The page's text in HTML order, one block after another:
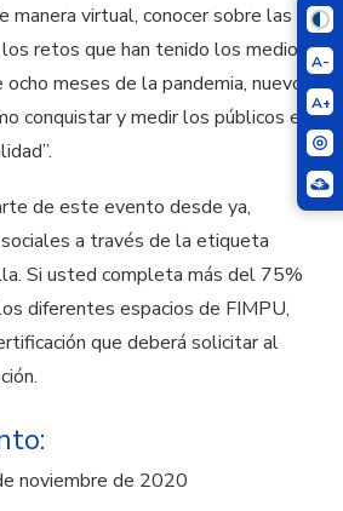
A-
A+
manera virtual, conocer sobre las
los retos que han tenido los medios
meses de la pandemia, nuevos
conquistar y medir los públicos en
de este evento desde ya,
a través de la etiqueta
Si usted completa más del 75%
diferentes espacios de FIMPU,
que deberá solicitar al
noviembre de 2020